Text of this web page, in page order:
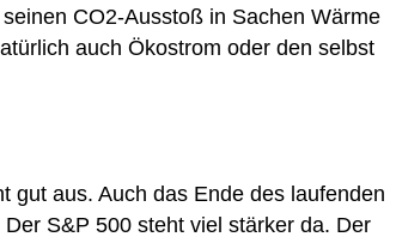
CO2-Ausstoß in Sachen Wärme
auch Ökostrom oder den selbst
gut aus. Auch das Ende des laufenden
S&P 500 steht viel stärker da. Der